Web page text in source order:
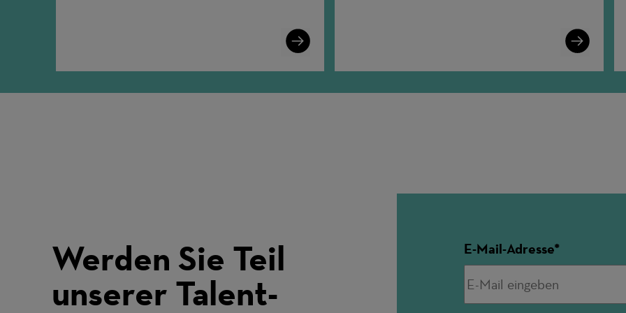
Learn
More
Learn
More
Werden Sie Teil
unserer Talent-
E-Mail-Adresse